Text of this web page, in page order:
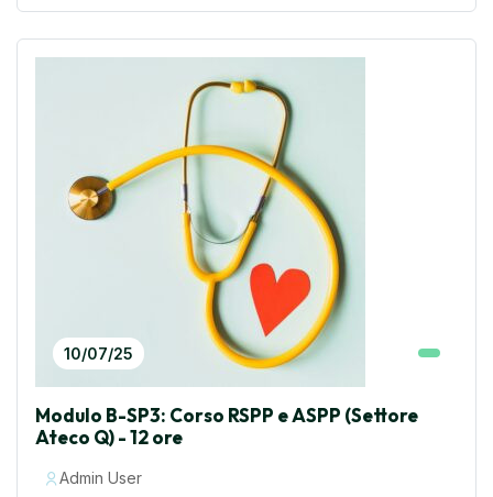
10/07/25
Modulo B-SP3: Corso RSPP e ASPP (Settore
Ateco Q) - 12 ore
Admin User